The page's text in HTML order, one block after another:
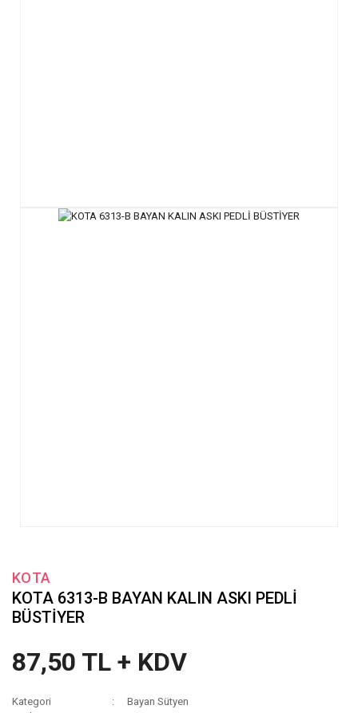
KOTA
KOTA 6313-B BAYAN KALIN ASKI PEDLİ
BÜSTİYER
87,50 TL + KDV
Kategori
Bayan Sütyen